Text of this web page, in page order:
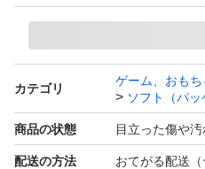
カテゴリ
ゲーム、おもち
ソフト（パッ
商品の状態 目立った傷や汚
配送の方法 おてがる配送（